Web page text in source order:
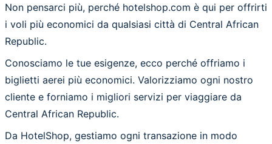
Non pensarci più, perché hotelshop.com è qui per offrirti
i voli più economici da qualsiasi città di Central African
Republic.
Conosciamo le tue esigenze, ecco perché offriamo i
biglietti aerei più economici. Valorizziamo ogni nostro
cliente e forniamo i migliori servizi per viaggiare da
Central African Republic.
Da HotelShop, gestiamo ogni transazione in modo